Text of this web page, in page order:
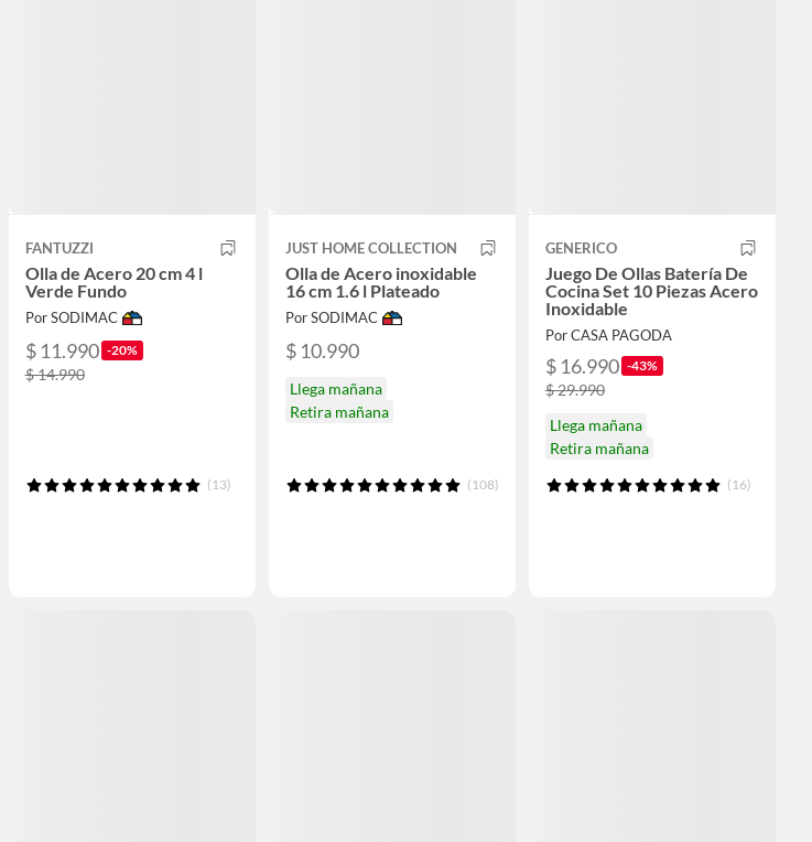
FANTUZZI
Olla de Acero 20 cm 4 l
Verde Fundo
Por SODIMAC
$ 11.990 -20%
$ 14.990
(13)
JUST HOME COLLECTION
Olla de Acero inoxidable
16 cm 1.6 l Plateado
Por SODIMAC
$ 10.990
Llega mañana
Retira mañana
(108)
GENERICO
Juego De Ollas Batería De
Cocina Set 10 Piezas Acero
Inoxidable
Por CASA PAGODA
$ 16.990 -43%
$ 29.990
Llega mañana
Retira mañana
(16)